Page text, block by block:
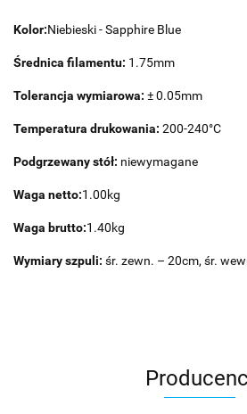
Kolor:Niebieski - Sapphire Blue
Średnica filamentu: 1.75mm
Tolerancja wymiarowa: ± 0.05mm
Temperatura drukowania: 200-240°C
Podgrzewany stół: niewymagane
Waga netto:1.00kg
Waga brutto:1.40kg
Wymiary szpuli: śr. zewn. – 20cm, śr.